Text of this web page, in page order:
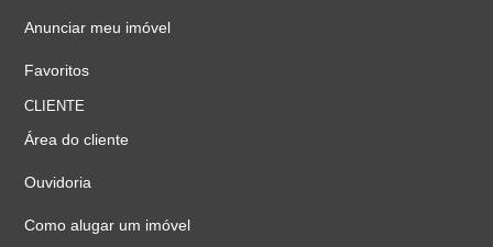
Anunciar meu imóvel
Favoritos
CLIENTE
Área do cliente
Ouvidoria
Como alugar um imóvel